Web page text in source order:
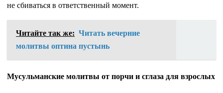
не сбиваться в ответственный момент.
Читайте так же: Читать вечерние
молитвы оптина пустынь
Мусульманские молитвы от порчи и сглаза для взрослых